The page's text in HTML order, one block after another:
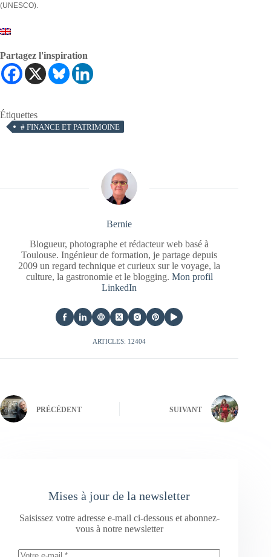
(UNESCO).
Partagez l'inspiration
Étiquettes
# FINANCE ET PATRIMOINE
Bernie
Blogueur, photographe et rédacteur web basé à
Toulouse. Ingénieur de formation, je partage depuis
2009 un regard technique et curieux sur le voyage, la
culture, la gastronomie et le blogging. Mon profil
LinkedIn
ARTICLES: 12404
PRÉCÉDENT SUIVANT
Mises à jour de la newsletter
Saisissez votre adresse e-mail ci-dessous et abonnez-
vous à notre newsletter